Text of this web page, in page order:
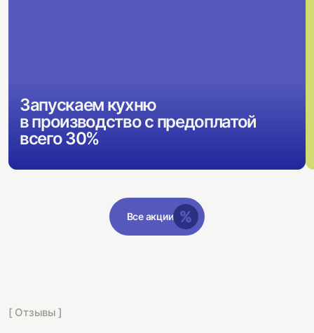
Запускаем кухню
в производство с предоплатой
всего 30%
Все акции
[ Отзывы ]